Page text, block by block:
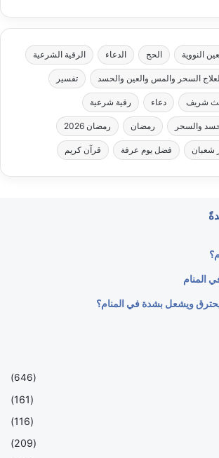
النووية الحج الدعاء الرقية الشرعية
السحر والمس والعين والحسد تفسير
شريف دعاء رقية شرعية
والسحر رمضان رمضان 2026
شعبان فضل يوم عرفة قرآن كريم
المنام
(646)
(161)
(116)
(209)